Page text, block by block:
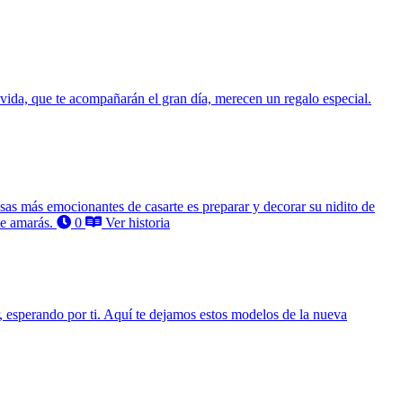
que te acompañarán el gran día, merecen un regalo especial.
más emocionantes de casarte es preparar y decorar su nidito de
amarás.
0 Ver historia
por ti. Aquí te dejamos estos modelos de la nueva